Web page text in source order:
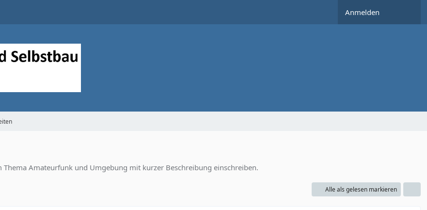
Anmelden
Amateurfunk und Umgebung mit kurzer Beschreibung einschreiben.
Alle als gelesen markieren